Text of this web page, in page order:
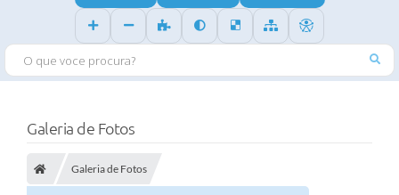
O QUE VOCE PROCURA?
Galeria de Fotos
Galeria de Fotos